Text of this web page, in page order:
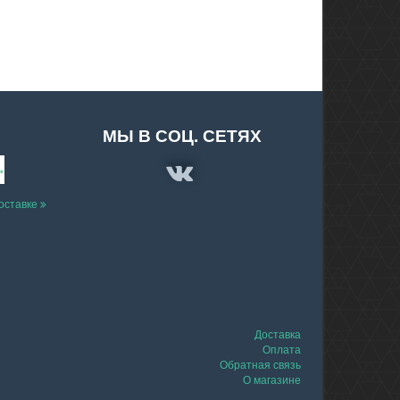
МЫ В СОЦ. СЕТЯХ
Доставка
Оплата
Обратная связь
О магазине